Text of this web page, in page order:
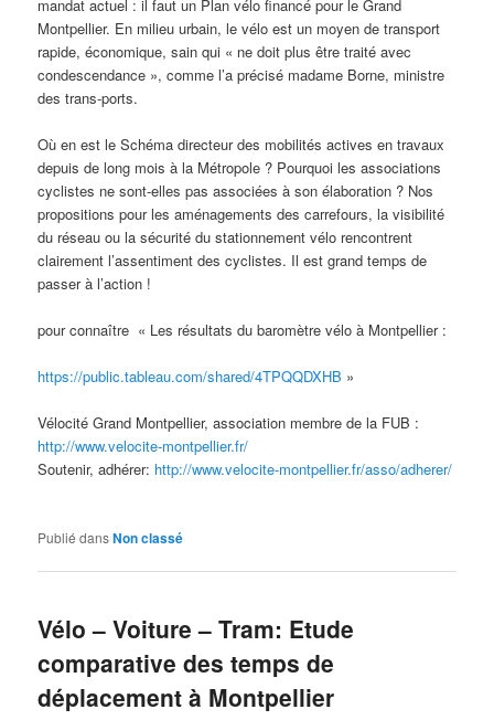
mandat actuel : il faut un Plan vélo financé pour le Grand
Montpellier. En milieu urbain, le vélo est un moyen de transport
rapide, économique, sain qui « ne doit plus être traité avec
condescendance », comme l’a précisé madame Borne, ministre
des trans-ports.
Où en est le Schéma directeur des mobilités actives en travaux
depuis de long mois à la Métropole ? Pourquoi les associations
cyclistes ne sont-elles pas associées à son élaboration ? Nos
propositions pour les aménagements des carrefours, la visibilité
du réseau ou la sécurité du stationnement vélo rencontrent
clairement l’assentiment des cyclistes. Il est grand temps de
passer à l’action !
pour connaître « Les résultats du baromètre vélo à Montpellier :
https://public.tableau.com/shared/4TPQQDXHB »
Vélocité Grand Montpellier, association membre de la FUB :
http://www.velocite-montpellier.fr/
Soutenir, adhérer: http://www.velocite-montpellier.fr/asso/adherer/
Publié dansNon classé
Vélo – Voiture – Tram: Etude
comparative des temps de
déplacement à Montpellier